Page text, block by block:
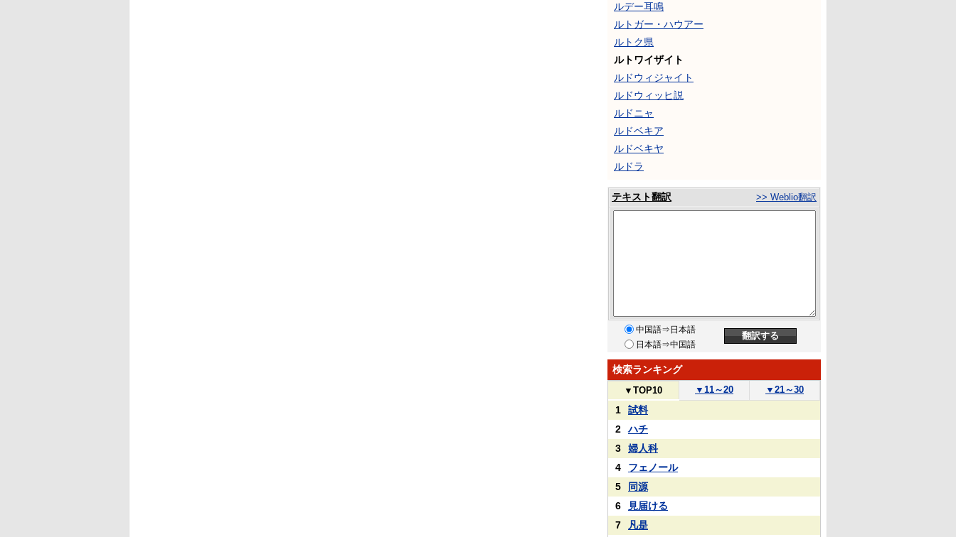
ルデー耳鳴
ルトガー・ハウアー
ルトク県
ルトワイザイト
ルドウィジャイト
ルドウィッヒ説
ルドニャ
ルドベキア
ルドベキヤ
ルドラ
テキスト翻訳 >> Weblio翻訳
中国語⇒日本語
日本語⇒中国語
検索ランキング
▼ TOP10 ▼ 11～20 ▼ 21～30
1
試料
2
ハチ
3
婦人科
4
フェノール
5
同源
6
見届ける
7
凡是